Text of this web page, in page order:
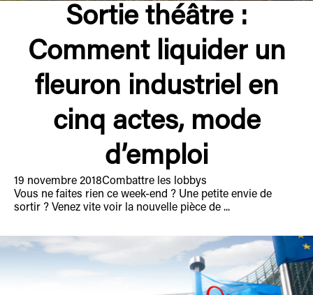
Sortie théâtre :
Comment liquider un
fleuron industriel en
cinq actes, mode
d’emploi
19 novembre 2018Combattre les lobbys
Vous ne faites rien ce week-end ? Une petite envie de
sortir ? Venez vite voir la nouvelle pièce de ...